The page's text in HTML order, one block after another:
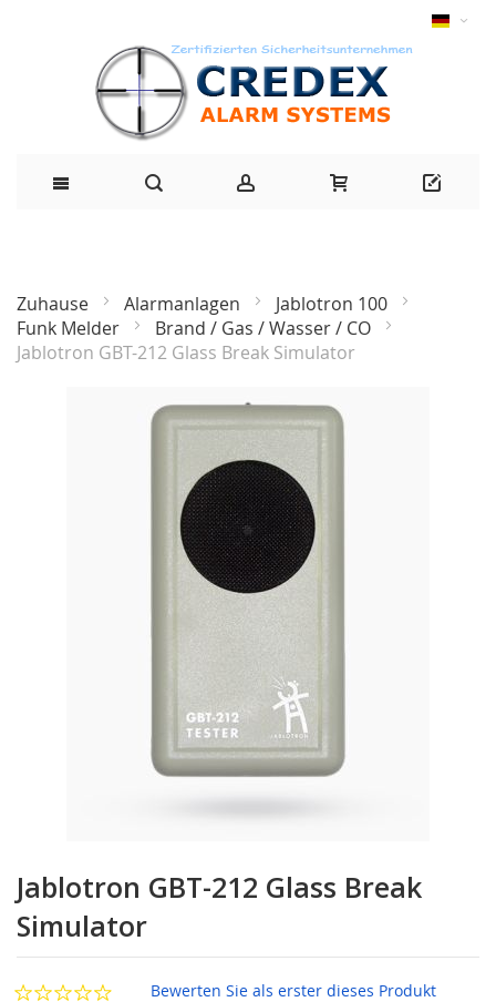
Zuhause Alarmanlagen
Jablotron 100
Funk Melder
Brand / Gas / Wasser / CO
Jablotron GBT-212 Glass Break Simulator
Anfang
der
Bildgalerie
springen
Jablotron GBT-212 Glass Break
Simulator
Bewerten Sie als erster dieses Produkt